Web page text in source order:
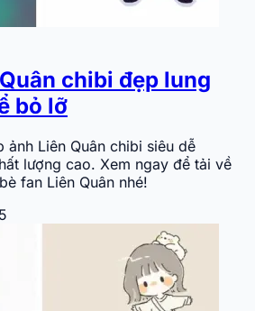
chibi đẹp lung
bỏ lỡ
ảnh Liên Quân chibi siêu dễ
lượng cao. Xem ngay để tải về
fan Liên Quân nhé!